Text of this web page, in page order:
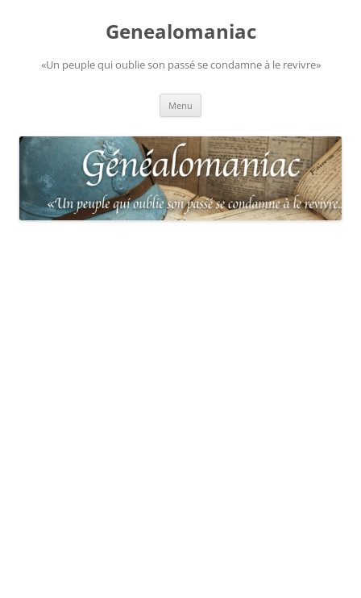
Genealomaniac
«Un peuple qui oublie son passé se condamne à le revivre»
Menu